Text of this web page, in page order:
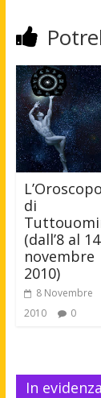
L’Oroscopo
di
(dall’8 al 14
novembre
2010)
8 Novembre
2010
0
In evidenza